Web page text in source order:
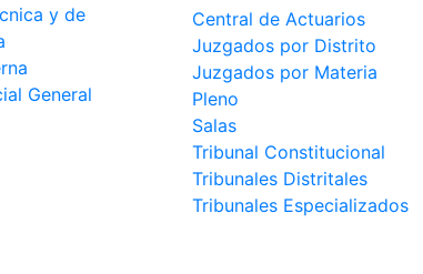
y de
General
Central de Actuarios
Juzgados por Distrito
Juzgados por Materia
Pleno
Salas
Tribunal Constitucional
Tribunales Distritales
Tribunales Especializados